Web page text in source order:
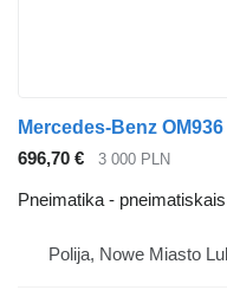
696,70 € 3 000 PLN
Pneimatika -
Polija, Nowe Miasto